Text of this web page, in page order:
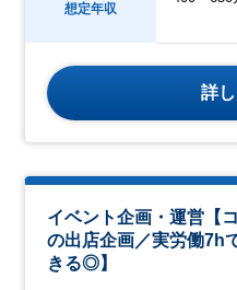
想定年収
詳
イベント企画・運営【
の出店企画／実労働7h
きる◎】